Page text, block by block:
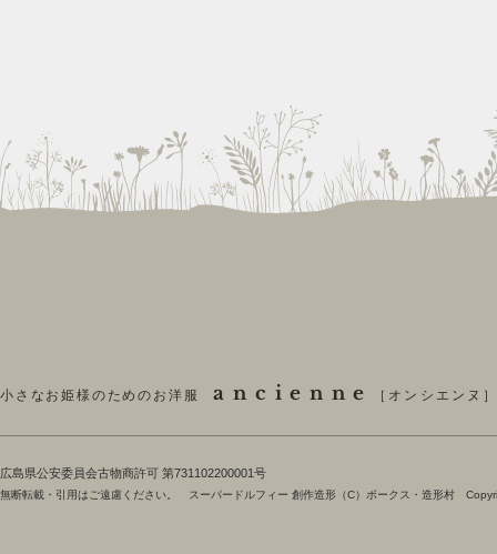
小さなお姫様のためのお洋服 ancienne ［オンシエンヌ
​広島県公安委員会古物商許可 第731102200001号
無断転載・引用はご遠慮ください。 スーパードルフィー 創作造形（C）ボークス・造形村